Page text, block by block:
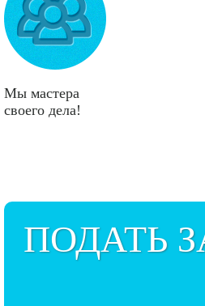
Мы мастера
своего дела!
ПОДАТЬ